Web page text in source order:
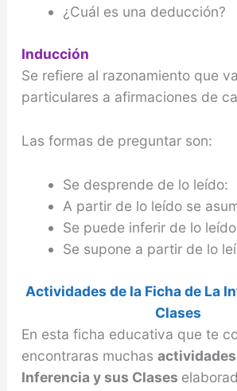
¿Cuál es una deducción?
Inducción
Se refiere al razonamiento que
particulares a afirmaciones de
Las formas de preguntar son:
Se desprende de lo leído:
A partir de lo leído se
Se puede inferir de lo
Se supone a partir de lo
Actividades de la Ficha de La
Clases
En esta ficha educativa que te
encontraras muchas actividades
Inferencia y sus Clases